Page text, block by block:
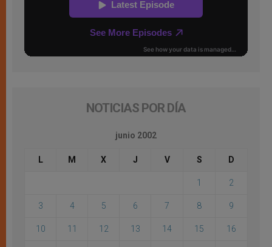
NOTICIAS POR DÍA
junio 2002
L M X J V S D
1 2
3 4 5 6 7 8 9
10 11 12 13 14 15 16